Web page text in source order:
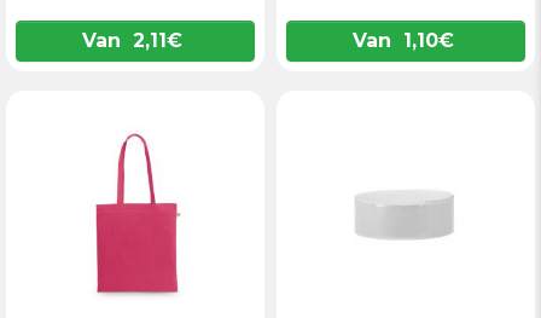
Van 2,11€ Van 1,10€